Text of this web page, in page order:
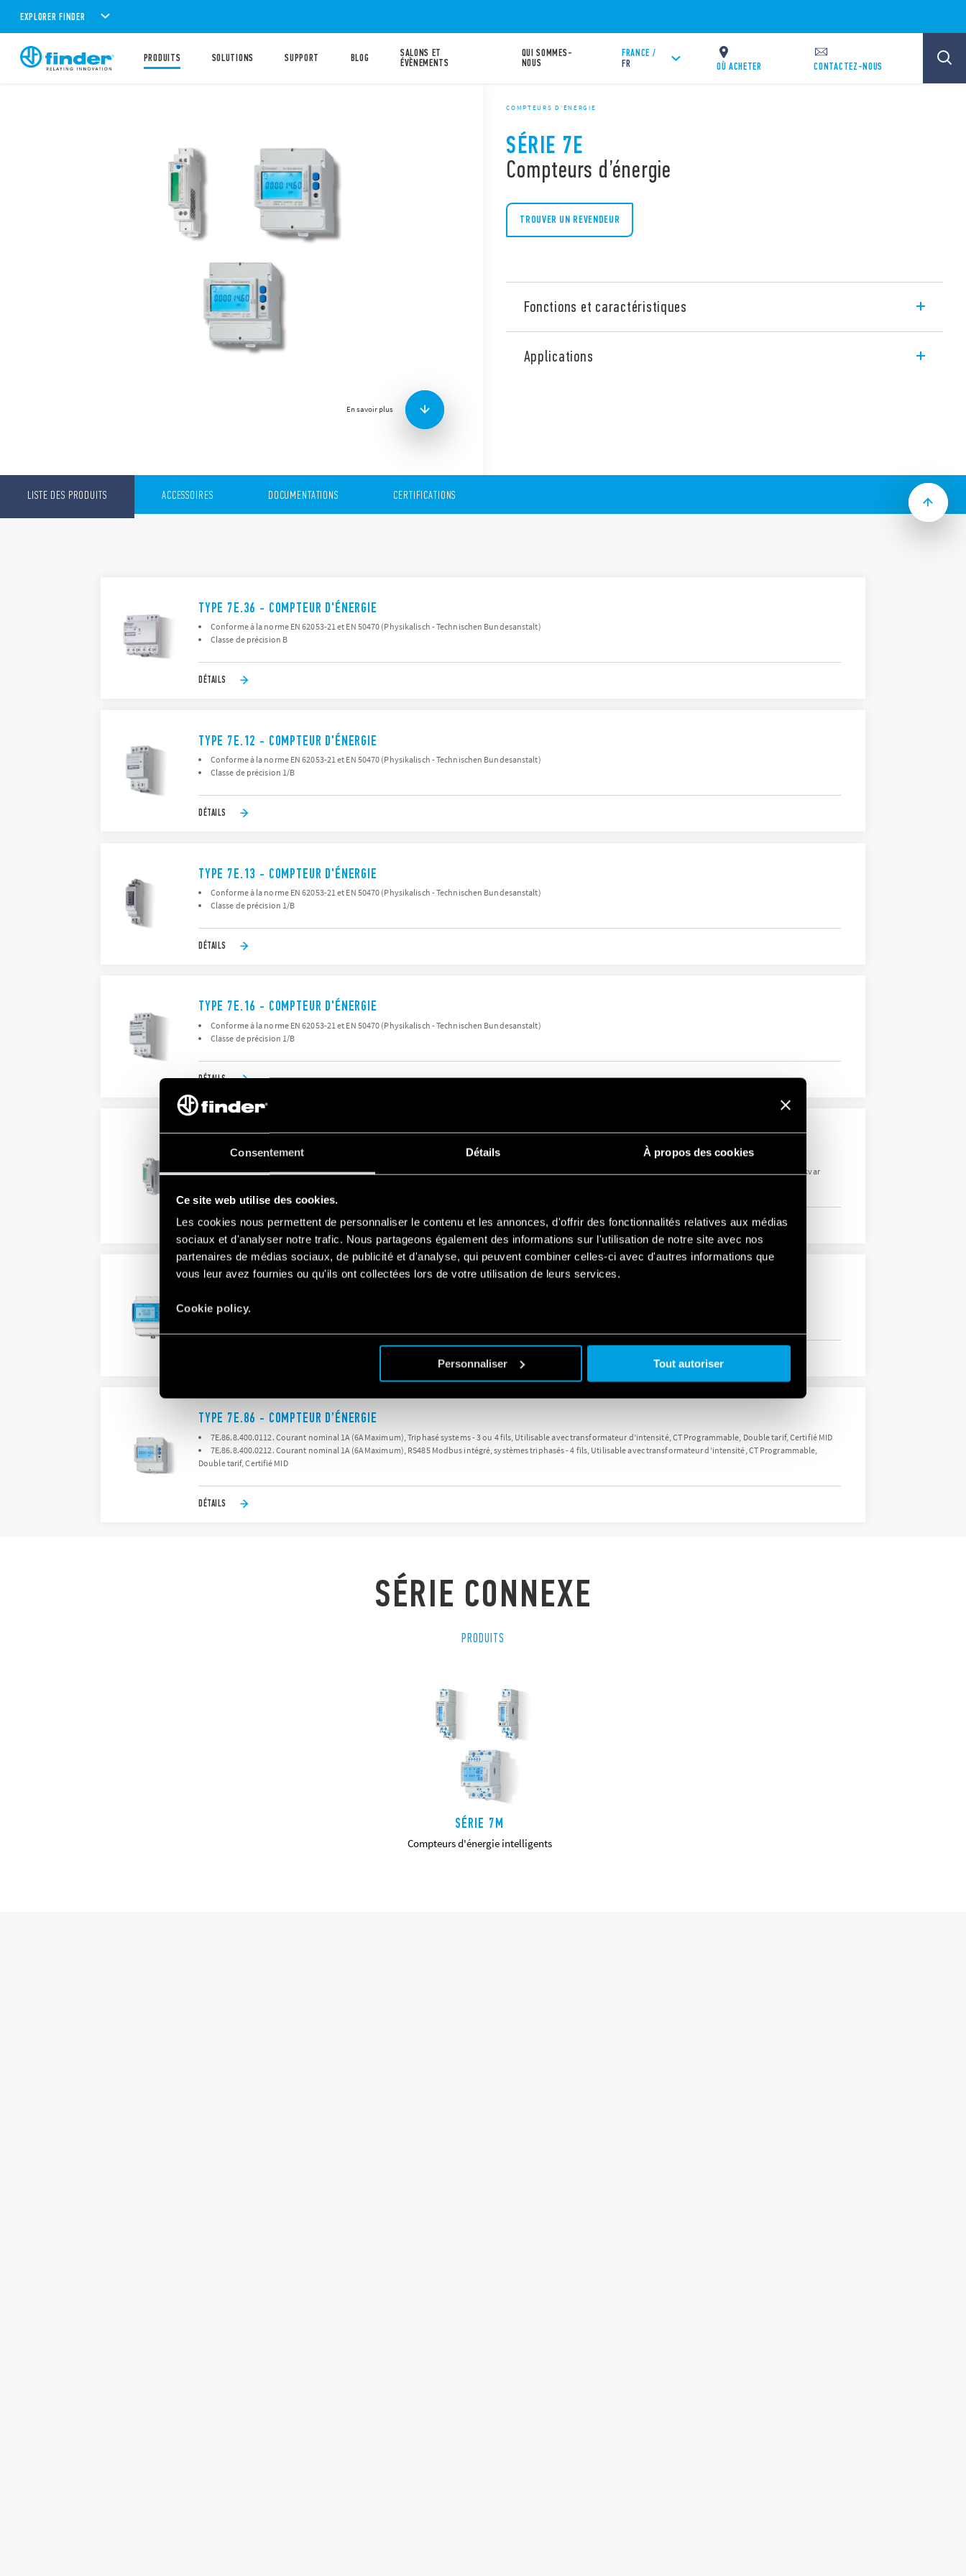
Consentement Détails À propos des cookies
Ce site web utilise des cookies.
Les cookies nous permettent de personnaliser le contenu et les annonces, d'offrir des fonctionnalités relatives aux médias
sociaux et d'analyser notre trafic. Nous partageons également des informations sur l'utilisation de notre site avec nos
partenaires de médias sociaux, de publicité et d'analyse, qui peuvent combiner celles-ci avec d'autres informations que
vous leur avez fournies ou qu'ils ont collectées lors de votre utilisation de leurs services.
Cookie policy.
Personnaliser Tout autoriser
EXPLORER FINDER
PRODUITS SOLUTIONS SUPPORT BLOG
SALONS ET
ÉVÈNEMENTS
QUI SOMMES-
NOUS
FRANCE /
FR
OÙ ACHETER CONTACTEZ-NOUS
En savoir plus
COMPTEURS D'ÉNERGIE
SÉRIE 7E
Compteurs d’énergie
TROUVER UN REVENDEUR
Fonctions et caractéristiques
monophasés et triphasés avec un écran mécanique/rétro-éclairé.
Caractéristiques techniques :
Applications
LISTE DES PRODUITS ACCESSOIRES DOCUMENTATIONS CERTIFICATIONS
TYPE 7E.36 - COMPTEUR D'ÉNERGIE
Conforme à la norme EN 62053-21 et EN 50470 (Physikalisch - Technischen Bundesanstalt)
Classe de précision B
DÉTAILS
TYPE 7E.12 - COMPTEUR D'ÉNERGIE
Conforme à la norme EN 62053-21 et EN 50470 (Physikalisch - Technischen Bundesanstalt)
Classe de précision 1/B
DÉTAILS
TYPE 7E.13 - COMPTEUR D'ÉNERGIE
Conforme à la norme EN 62053-21 et EN 50470 (Physikalisch - Technischen Bundesanstalt)
Classe de précision 1/B
DÉTAILS
TYPE 7E.16 - COMPTEUR D'ÉNERGIE
Conforme à la norme EN 62053-21 et EN 50470 (Physikalisch - Technischen Bundesanstalt)
Classe de précision 1/B
DÉTAILS
TYPE 7E.64 - COMPTEUR D’ÉNERGIE
7E.64.8.230.0001. Courant nominal 5A (40A Maximum), 1-phase 230 V AC, Lecture instantanée de : kWh, tension &amp; puissance, V, backlit LCD display
7E.64.8.230.0010. Courant nominal 5A (40A Maximum), 1-phase 230 V AC, kWh, kVAh or kvarh + Lecture instantanée de : kWh, kVAh ou kvarh + V, A, Cos Phi, kW, kVA, kvar
DÉTAILS
TYPE 7E.85 - COMPTEUR D’ÉNERGIE MULTIFONCTION BIDIRECTIONNEL
Certifié MID jusqu'à 70°C
Courant nominal 1 A (6 A maximum)
TYPE 7E.86 - COMPTEUR D’ÉNERGIE
7E.86.8.400.0112. Courant nominal 1A (6A Maximum), Triphasé systems - 3 ou 4 fils, Utilisable avec transformateur d’intensité, CT Programmable, Double tarif, Certifié MID
7E.86.8.400.0212. Courant nominal 1A (6A Maximum), RS485 Modbus intégré, systèmes triphasés - 4 fils, Utilisable avec transformateur d’intensité, CT Programmable,
Double tarif, Certifié MID
DÉTAILS
SÉRIE CONNEXE
PRODUITS
SÉRIE 7M
Compteurs d'énergie intelligents